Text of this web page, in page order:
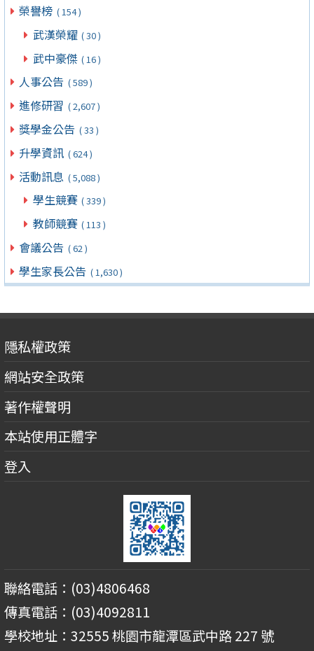
榮譽榜 ( 154 )
武漢榮耀 ( 30 )
武中豪傑 ( 16 )
人事公告 ( 589 )
進修研習 ( 2,607 )
獎學金公告 ( 33 )
升學資訊 ( 624 )
活動訊息 ( 5,088 )
學生競賽 ( 339 )
教師競賽 ( 113 )
會議公告 ( 62 )
學生家長公告 ( 1,630 )
隱私權政策
網站安全政策
著作權聲明
本站使用正體字
登入
聯絡電話：(03)4806468
傳真電話：(03)4092811
學校地址：32555 桃園市龍潭區武中路 227 號